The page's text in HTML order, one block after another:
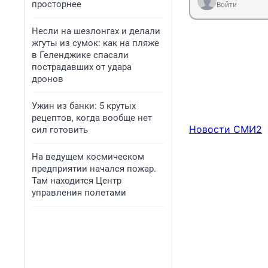
просторнее
Несли на шезлонгах и делали
жгуты из сумок: как на пляже
в Геленджике спасали
пострадавших от удара
дронов
Ужин из банки: 5 крутых
рецептов, когда вообще нет
сил готовить
На ведущем космическом
предприятии начался пожар.
Там находится Центр
управления полетами
Войти
Новости СМИ2